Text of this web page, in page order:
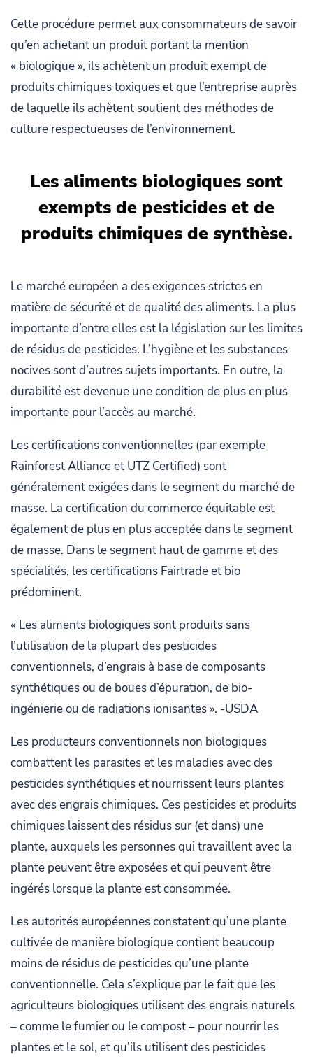
Cette procédure permet aux consommateurs de savoir
qu’en achetant un produit portant la mention
« biologique », ils achètent un produit exempt de
produits chimiques toxiques et que l’entreprise auprès
de laquelle ils achètent soutient des méthodes de
culture respectueuses de l’environnement.
Les aliments biologiques sont
exempts de pesticides et de
produits chimiques de synthèse.
Le marché européen a des exigences strictes en
matière de sécurité et de qualité des aliments. La plus
importante d’entre elles est la législation sur les limites
de résidus de pesticides. L’hygiène et les substances
nocives sont d’autres sujets importants. En outre, la
durabilité est devenue une condition de plus en plus
importante pour l’accès au marché.
Les certifications conventionnelles (par exemple
Rainforest Alliance et UTZ Certified) sont
généralement exigées dans le segment du marché de
masse. La certification du commerce équitable est
également de plus en plus acceptée dans le segment
de masse. Dans le segment haut de gamme et des
spécialités, les certifications Fairtrade et bio
prédominent.
« Les aliments biologiques sont produits sans
l’utilisation de la plupart des pesticides
conventionnels, d’engrais à base de composants
synthétiques ou de boues d’épuration, de bio-
ingénierie ou de radiations ionisantes ». -USDA
Les producteurs conventionnels non biologiques
combattent les parasites et les maladies avec des
pesticides synthétiques et nourrissent leurs plantes
avec des engrais chimiques. Ces pesticides et produits
chimiques laissent des résidus sur (et dans) une
plante, auxquels les personnes qui travaillent avec la
plante peuvent être exposées et qui peuvent être
ingérés lorsque la plante est consommée.
Les autorités européennes constatent qu’une plante
cultivée de manière biologique contient beaucoup
moins de résidus de pesticides qu’une plante
conventionnelle. Cela s’explique par le fait que les
agriculteurs biologiques utilisent des engrais naturels
– comme le fumier ou le compost – pour nourrir les
plantes et le sol, et qu’ils utilisent des pesticides